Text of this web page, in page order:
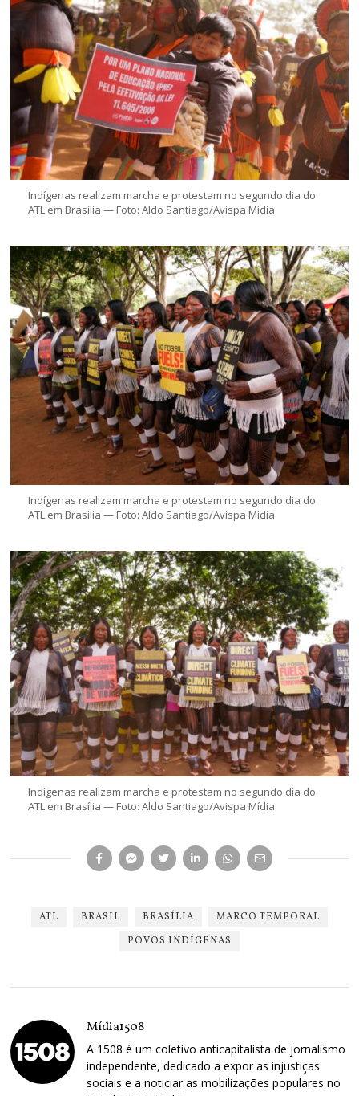
Indígenas realizam marcha e protestam no segundo dia do
ATL em Brasília — Foto: Aldo Santiago/Avispa Mídia
Indígenas realizam marcha e protestam no segundo dia do
ATL em Brasília — Foto: Aldo Santiago/Avispa Mídia
Indígenas realizam marcha e protestam no segundo dia do
ATL em Brasília — Foto: Aldo Santiago/Avispa Mídia
ATL BRASIL BRASÍLIA
MARCO TEMPORAL
POVOS INDÍGENAS
Mídia1508
A 1508 é um coletivo anticapitalista de jornalismo
independente, dedicado a expor as injustiças
sociais e a noticiar as mobilizações populares no